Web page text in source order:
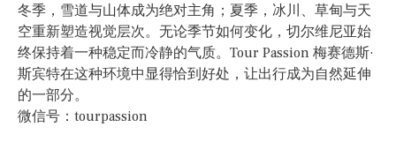
冬季，雪道与山体成为绝对主角；夏季，冰川、草甸与天
空重新塑造视觉层次。无论季节如何变化，切尔维尼亚始
终保持着一种稳定而冷静的气质。Tour Passion 梅赛德斯·
斯宾特在这种环境中显得恰到好处，让出行成为自然延伸
的一部分。
微信号：tourpassion